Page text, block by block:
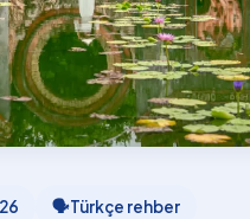
🗣Türkçe rehber